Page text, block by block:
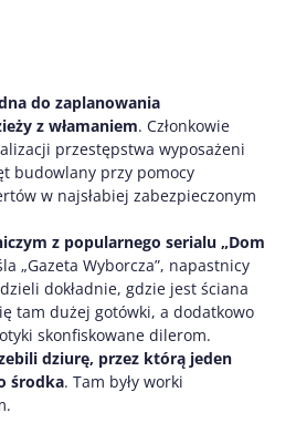
do zaplanowania
z włamaniem. Członkowie
przestępstwa wyposażeni
budowlany przy pomocy
w najsłabiej zabezpieczonym
z popularnego serialu „Dom
„Gazeta Wyborcza”, napastnicy
dokładnie, gdzie jest ściana
tam dużej gotówki, a dodatkowo
skonfiskowane dilerom.
dziurę, przez którą jeden
środka. Tam były worki